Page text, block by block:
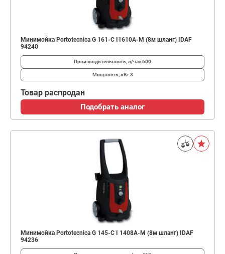
Минимойка Portotecnica G 161-C I1610A-M (8м шланг) IDAF
94240
Производительность, л/час600
Мощность, кВт3
Товар распродан
Подобрать аналог
Минимойка Portotecnica G 145-C I 1408A-M (8м шланг) IDAF
94236